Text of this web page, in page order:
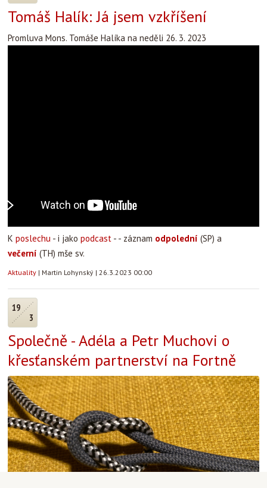
Tomáš Halík: Já jsem vzkříšení
Promluva Mons. Tomáše Halíka na neděli 26. 3. 2023
K poslechu - i jako podcast - - záznam odpolední (SP) a
večerní (TH) mše sv.
Aktuality | Martin Lohynský | 26.3.2023 00:00
19
3
Společně - Adéla a Petr Muchovi o
křesťanském partnerství na Fortně